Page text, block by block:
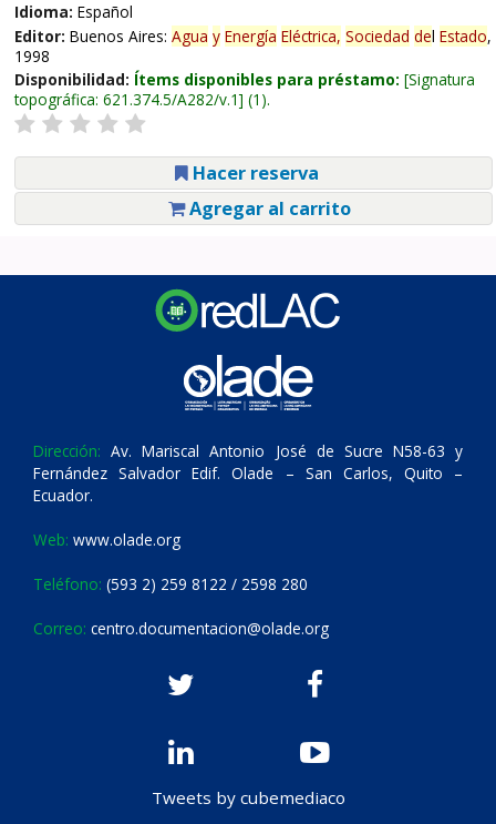
Idioma: Español
Editor: Buenos Aires: Agua y Energía Eléctrica, Sociedad del Estado,
1998
Disponibilidad: Ítems disponibles para préstamo: Signatura
topográfica: 621.374.5/A282/v.1 (1).
Hacer reserva
Agregar al carrito
Dirección: Av. Mariscal Antonio José de Sucre N58-63 y
Fernández Salvador Edif. Olade – San Carlos, Quito –
Ecuador.
Web: www.olade.org
Teléfono: (593 2) 259 8122 / 2598 280
Correo: centro.documentacion@olade.org
Tweets by cubemediaco